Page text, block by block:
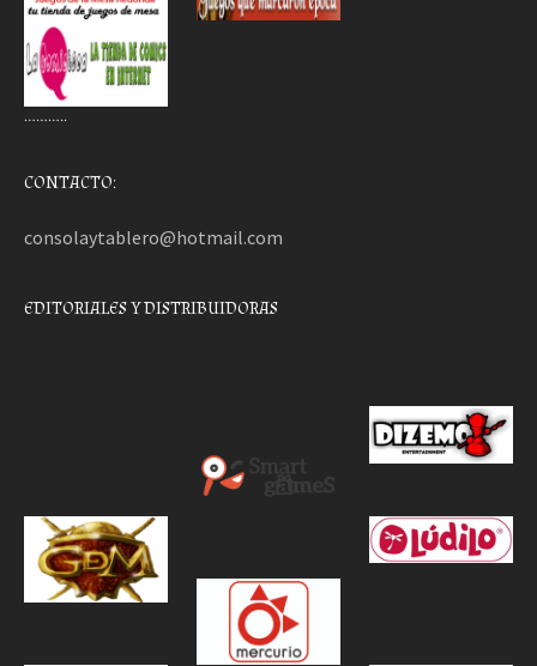
………..
CONTACTO:
consolaytablero@hotmail.com
EDITORIALES Y DISTRIBUIDORAS